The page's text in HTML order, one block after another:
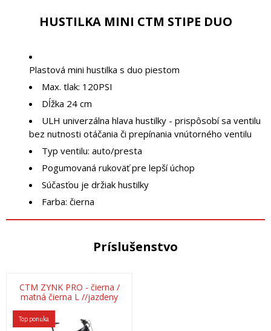
HUSTILKA MINI CTM STIPE DUO
Plastová mini hustilka s duo piestom
Max. tlak: 120PSI
Dĺžka 24 cm
ULH univerzálna hlava hustilky - prispôsobí sa ventilu
bez nutnosti otáčania či prepínania vnútorného ventilu
Typ ventilu: auto/presta
Pogumovaná rukoväť pre lepší úchop
Súčasťou je držiak hustilky
Farba: čierna
Príslušenstvo
CTM ZYNK PRO - čierna /
matná čierna L //jazdeny
250 km // záruka .
Top ponuka